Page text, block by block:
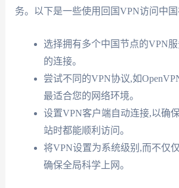
务。以下是一些使用回国VPN访问中
选择拥有多个中国节点的VPN
的连接。
尝试不同的VPN协议,如
最适合您的网络环境。
设置VPN客户端自动连接,以确
站时都能顺利访问。
将VPN设置为系统级别,而不仅
确保全局科学上网。